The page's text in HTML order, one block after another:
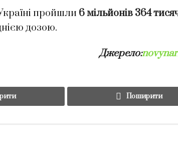
пройшли 6 мільйонів 364
дозою.
Джерело:
Поширити